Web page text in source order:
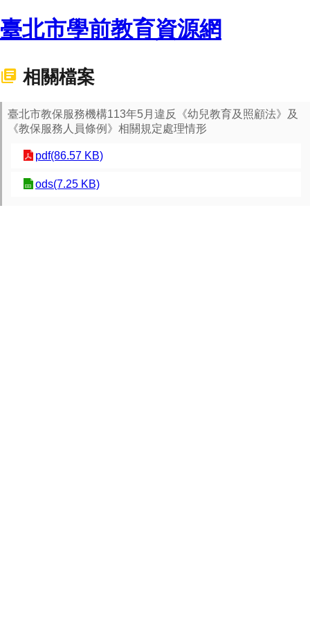
臺北市學前教育資源網
相關檔案
臺北市教保服務機構113年5月違反《幼兒教育及照顧法》及
《教保服務人員條例》相關規定處理情形
pdf(86.57 KB)
ods(7.25 KB)